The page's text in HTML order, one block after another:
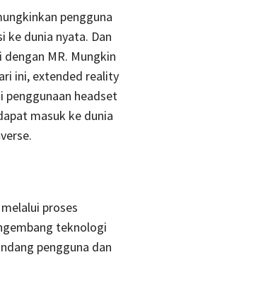
pengguna
ke dunia nyata. Dan
MR. Mungkin
ini, extended reality
penggunaan headset
masuk ke dunia
proses
teknologi
pengguna dan